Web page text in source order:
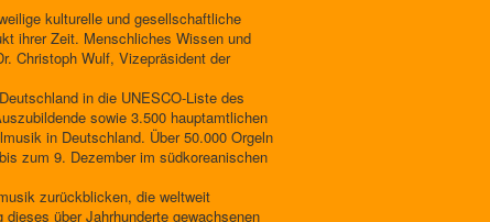
kulturelle und gesellschaftliche
ihrer Zeit. Menschliches Wissen und
Christoph Wulf, Vizepräsident der
in die UNESCO-Liste des
sowie 3.500 hauptamtlichen
in Deutschland. Über 50.000 Orgeln
zum 9. Dezember im südkoreanischen
zurückblicken, die weltweit
über Jahrhunderte gewachsenen